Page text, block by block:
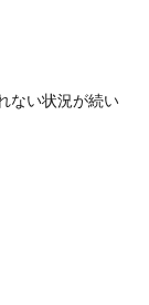
ない状況が続い